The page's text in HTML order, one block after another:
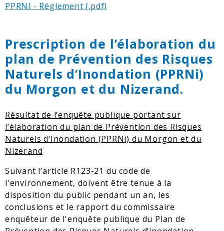
PPRNI - Réglement
Prescription de l’élaboration du
plan de Prévention des Risques
Naturels d’Inondation (PPRNi)
du Morgon et du Nizerand.
Résultat de l’enquête publique portant sur
l’élaboration du plan de Prévention des Risques
Naturels d’Inondation (PPRNi) du Morgon et du
Nizerand
Suivant l’article R123-21 du code de
l'environnement, doivent être tenue à la
disposition du public pendant un an, les
conclusions et le rapport du commissaire
enquêteur de l'enquête publique du Plan de